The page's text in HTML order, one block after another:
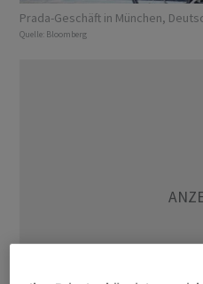
Prada-Geschäft in München,
Quelle: Bloomberg